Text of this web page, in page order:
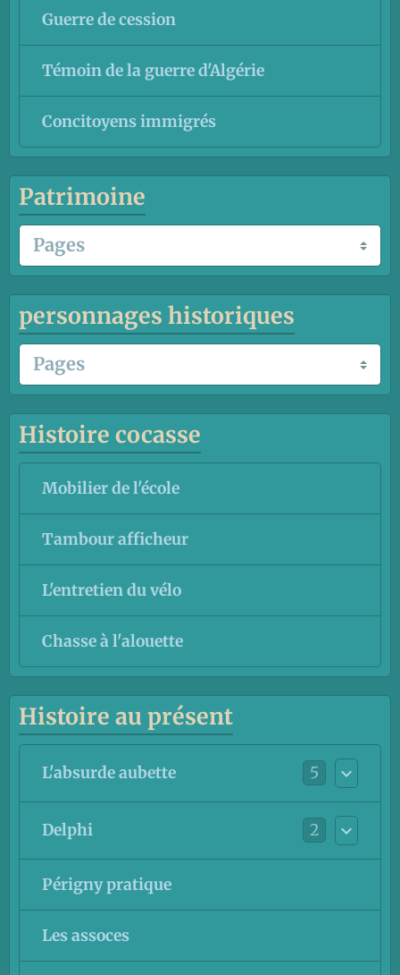
Guerre de cession
Témoin de la guerre d'Algérie
Concitoyens immigrés
Patrimoine
personnages historiques
Histoire cocasse
Mobilier de l'école
Tambour afficheur
L'entretien du vélo
Chasse à l'alouette
Histoire au présent
L'absurde aubette 5
Delphi 2
Périgny pratique
Les assoces